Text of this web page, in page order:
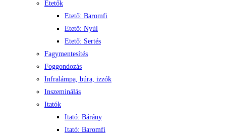
Etetők
Etető: Baromfi
Etető: Nyúl
Etető: Sertés
Fagymentesítés
Foggondozás
Infralámpa, búra, izzók
Inszeminálás
Itatók
Itató: Bárány
Itató: Baromfi